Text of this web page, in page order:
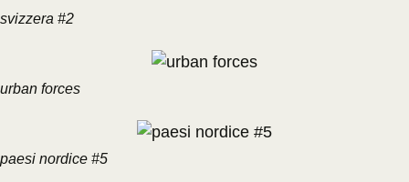
svizzera #2
urban forces
paesi nordice #5